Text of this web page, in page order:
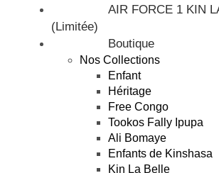
AIR FORCE 1 KIN
(Limitée)
Boutique
Nos Collections
Enfant
Héritage
Free Congo
Tookos Fally Ipupa
Ali Bomaye
Enfants de Kinshasa
Kin La Belle